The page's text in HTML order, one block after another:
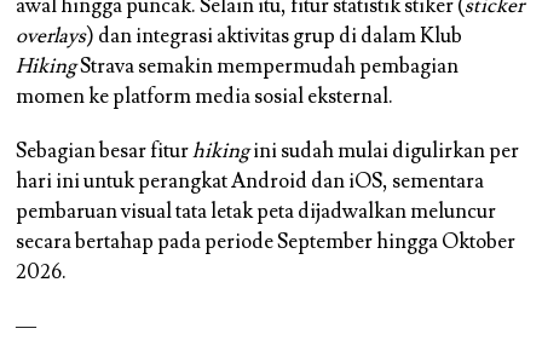
awal hingga puncak. Selain itu, fitur statistik stiker (sticker
overlays) dan integrasi aktivitas grup di dalam Klub
HikingStrava semakin mempermudah pembagian
momen ke platform media sosial eksternal.
Sebagian besar fiturhikingini sudah mulai digulirkan per
hari ini untuk perangkat Android dan iOS, sementara
pembaruan visual tata letak peta dijadwalkan meluncur
secara bertahap pada periode September hingga Oktober
2026.
—